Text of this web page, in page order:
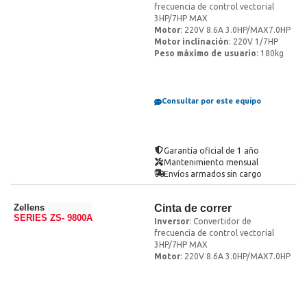
frecuencia de control vectorial
3HP/7HP MAX
Motor: 220V 8.6A 3.0HP/MAX7.0HP
Motor inclinación: 220V 1/7HP
Peso máximo de usuario: 180kg
Consultar por este equipo
Garantía oficial de 1 año
Mantenimiento mensual
Envíos armados sin cargo
Zellens
SERIES ZS- 9800A
Cinta de correr
Inversor: Convertidor de
frecuencia de control vectorial
3HP/7HP MAX
Motor: 220V 8.6A 3.0HP/MAX7.0HP